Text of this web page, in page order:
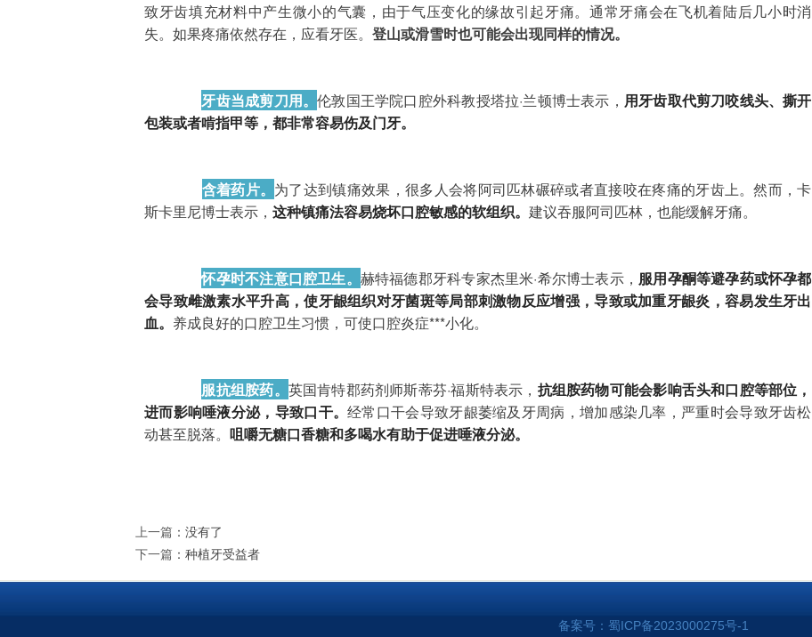
致牙齿填充材料中产生微小的气囊，由于气压变化的缘故引起牙痛。通常牙痛会在飞机着陆后几小时消
失。如果疼痛依然存在，应看牙医。 登山或滑雪时也可能会出现同样的情况。
牙齿当成剪刀用。伦敦国王学院口腔外科教授塔拉·兰顿博士表示， 用牙齿取代剪刀咬线头、撕开
包装或者啃指甲等，都非常容易伤及门牙。
含着药片。 为了达到镇痛效果，很多人会将阿司匹林碾碎或者直接咬在疼痛的牙齿上。然而，卡
斯卡里尼博士表示， 这种镇痛法容易烧坏口腔敏感的软组织。 建议吞服阿司匹林，也能缓解牙痛。
怀孕时不注意口腔卫生。 赫特福德郡牙科专家杰里米·希尔博士表示， 服用孕酮等避孕药或怀孕都
会导致雌激素水平升高，使牙龈组织对牙菌斑等局部刺激物反应增强，导致或加重牙龈炎，容易发生牙出
血。 养成良好的口腔卫生习惯，可使口腔炎症***小化。
服抗组胺药。 英国肯特郡药剂师斯蒂芬·福斯特表示， 抗组胺药物可能会影响舌头和口腔等部位，
进而影响唾液分泌，导致口干。经常口干会导致牙龈萎缩及牙周病，增加感染几率，严重时会导致牙齿松
动甚至脱落。 咀嚼无糖口香糖和多喝水有助于促进唾液分泌。
上一篇 ：没有了
下一篇 ： 种植牙受益者
备案号： 蜀ICP备2023000275号-1